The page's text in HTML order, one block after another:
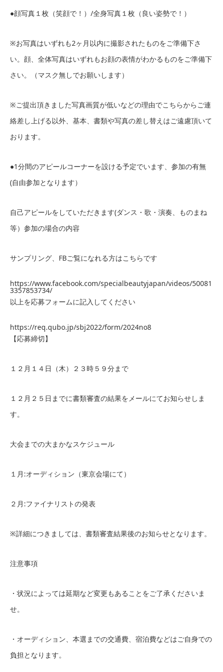
●顔写真１枚（笑顔で！）/全身写真１枚（良い姿勢で！）
※お写真はいずれも2ヶ月以内に撮影されたものをご準備下さ
い。顔、全体写真はいずれもお顔の表情がわかるものをご準備下
さい。（マスク無しでお願いします）
※ご提出頂きました写真画質が低いなどの理由でこちらからご連
絡差し上げる以外、基本、書類や写真の差し替えはご遠慮頂いて
おります。
●1分間のアピールコーナーを設ける予定でいます、参加の有無
(自由参加となります）
自己アピールをしていただきます(ダンス・歌・演奏、ものまね
等）参加の場合の内容
サンプリング、FBご覧になれる方はこちらです
https://www.facebook.com/specialbeautyjapan/videos/50081
3357853734/
以上を応募フォームに記入してください
https://req.qubo.jp/sbj2022/form/2024no8
【応募締切】
１２月１４日（木）２３時５９分まで
１２月２５日までに書類審査の結果をメールにてお知らせしま
す。
大会までの大まかなスケジュール
１月:オーディション（東京会場にて）
２月:ファイナリストの発表
※詳細につきましては、書類審査結果後のお知らせとなります。
注意事項
・状況によっては延期など変更もあることをご了承くださいま
せ。
・オーディション、本選までの交通費、宿泊費などはご自身での
負担となります。